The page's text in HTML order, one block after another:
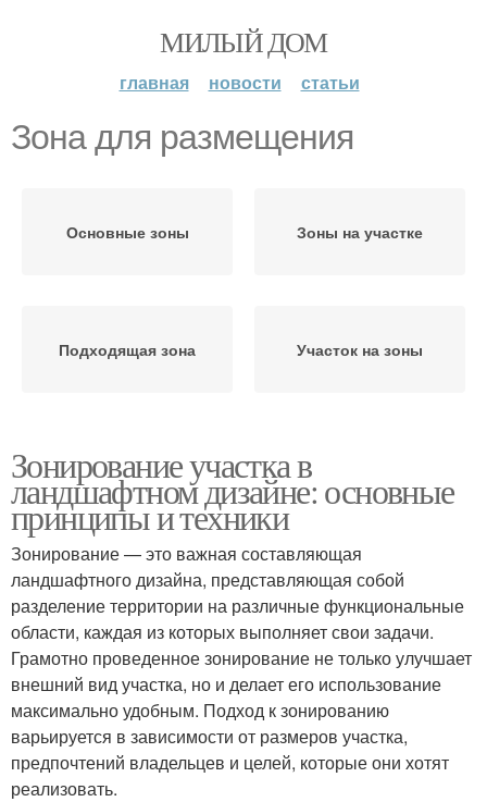
МИЛЫЙ ДОМ
главная новости статьи
Зона для размещения
Основные зоны Зоны на участке
Подходящая зона Участок на зоны
Зонирование участка в
ландшафтном дизайне: основные
принципы и техники
Зонирование — это важная составляющая
ландшафтного дизайна, представляющая собой
разделение территории на различные функциональные
области, каждая из которых выполняет свои задачи.
Грамотно проведенное зонирование не только улучшает
внешний вид участка, но и делает его использование
максимально удобным. Подход к зонированию
варьируется в зависимости от размеров участка,
предпочтений владельцев и целей, которые они хотят
реализовать.